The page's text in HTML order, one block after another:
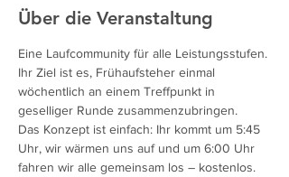
Über die Veranstaltung
Eine Laufcommunity für alle Leistungsstufen.
Ihr Ziel ist es, Frühaufsteher einmal
wöchentlich an einem Treffpunkt in
geselliger Runde zusammenzubringen.
Das Konzept ist einfach: Ihr kommt um 5:45
Uhr, wir wärmen uns auf und um 6:00 Uhr
fahren wir alle gemeinsam los – kostenlos.